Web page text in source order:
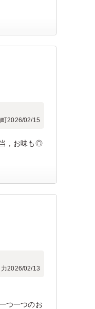
2026/02/15
，お味も◎
2026/02/13
つ一つのお